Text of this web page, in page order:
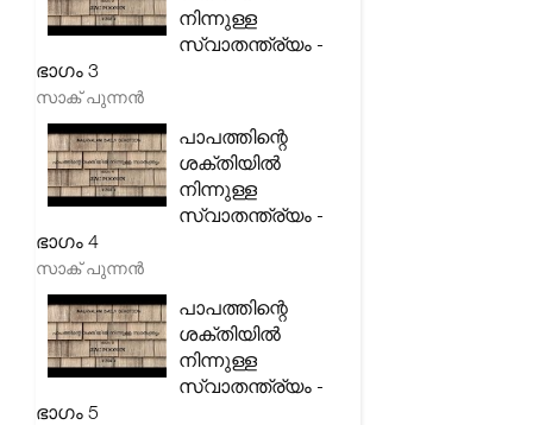
നിന്നുള്ള
സ്വാതന്ത്ര്യം -
ഭാഗം 3
സാക് പുന്നൻ
പാപത്തിന്റെ
ശക്തിയിൽ
നിന്നുള്ള
സ്വാതന്ത്ര്യം -
ഭാഗം 4
സാക് പുന്നൻ
പാപത്തിന്റെ
ശക്തിയിൽ
നിന്നുള്ള
സ്വാതന്ത്ര്യം -
ഭാഗം 5